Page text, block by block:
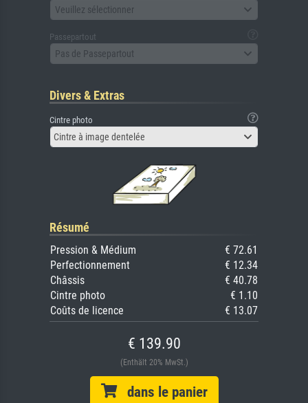
Veuillez sélectionner
Passepartout
Pas de Passepartout
Divers & Extras
Cintre photo
Cintre à image dentelée
Résumé
Pression & Médium
€ 72.61
Perfectionnement
€ 12.34
Châssis
€ 40.78
Cintre photo
€ 1.10
Coûts de licence
€ 13.07
€ 139.90
(Enthält 20% MwSt.)
dans le panier